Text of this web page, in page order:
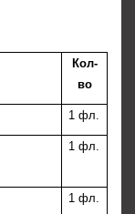
Кол-
во
1 фл.
1 фл.
1 фл.